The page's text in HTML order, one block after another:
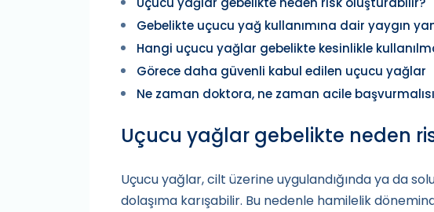
Gebelikte uçucu yağ kullanımına dair yaygın
Hangi uçucu yağlar gebelikte kesinlikle
Görece daha güvenli kabul edilen uçucu yağlar
Ne zaman doktora, ne zaman acile
Uçucu yağlar gebelikte neden
Uçucu yağlar, cilt üzerine uygulandığında ya da
dolaşıma karışabilir. Bu nedenle hamilelik